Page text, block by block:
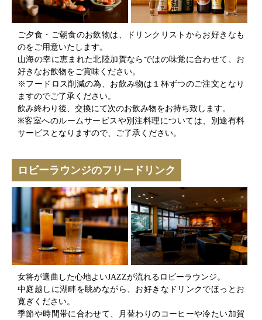
ご夕食・ご朝食のお飲物は、ドリンクリストからお好きなも
のをご用意いたします。
山海の幸に恵まれた北陸加賀ならではの味覚に合わせて、お
好きなお飲物をご賞味ください。
※フードロス削減の為、お飲み物は１杯ずつのご注文となり
ますのでご了承ください。
飲み終わり後、交換にて次のお飲み物をお持ち致します。
※客室へのルームサービスや別注料理については、別途有料
サービスとなりますので、ご了承ください。
ロビーラウンジのフリードリンク
女将が選曲した心地よいJAZZが流れるロビーラウンジ。
中庭越しに湖畔を眺めながら、お好きなドリンクでほっとお
寛ぎください。
季節や時間帯に合わせて、月替わりのコーヒーや冷たい加賀